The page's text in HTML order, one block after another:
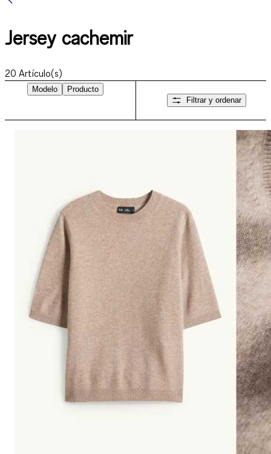
Jersey cachemir
20 Artículo(s)
Modelo
Producto
Filtrar y ordenar